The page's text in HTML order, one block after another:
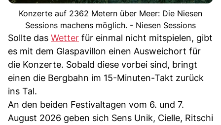
Konzerte auf 2362 Metern über Meer: Die Niesen
Sessions machens möglich. - Niesen Sessions
Sollte das Wetter für einmal nicht mitspielen, gibt
es mit dem Glaspavillon einen Ausweichort für
die Konzerte. Sobald diese vorbei sind, bringt
einen die Bergbahn im 15-Minuten-Takt zurück
ins Tal.
An den beiden Festivaltagen vom 6. und 7.
August 2026 geben sich Sens Unik, Cielle, Ritschi